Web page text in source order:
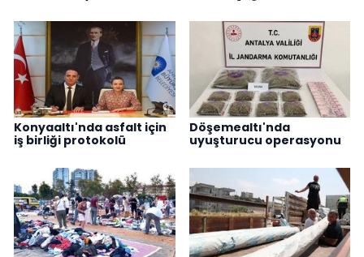
Konyaaltı'nda asfalt için
iş birliği protokolü
Döşemealtı'nda
uyuşturucu operasyonu